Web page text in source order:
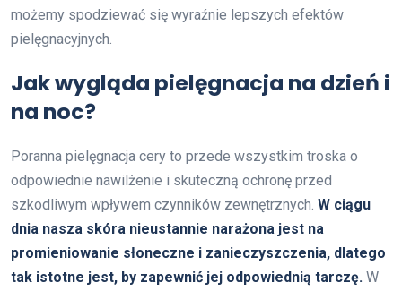
możemy spodziewać się wyraźnie lepszych efektów
pielęgnacyjnych.
Jak wygląda pielęgnacja na dzień i
na noc?
Poranna pielęgnacja cery to przede wszystkim troska o
odpowiednie nawilżenie i skuteczną ochronę przed
szkodliwym wpływem czynników zewnętrznych. W ciągu
dnia nasza skóra nieustannie narażona jest na
promieniowanie słoneczne i zanieczyszczenia, dlatego
tak istotne jest, by zapewnić jej odpowiednią tarczę. W